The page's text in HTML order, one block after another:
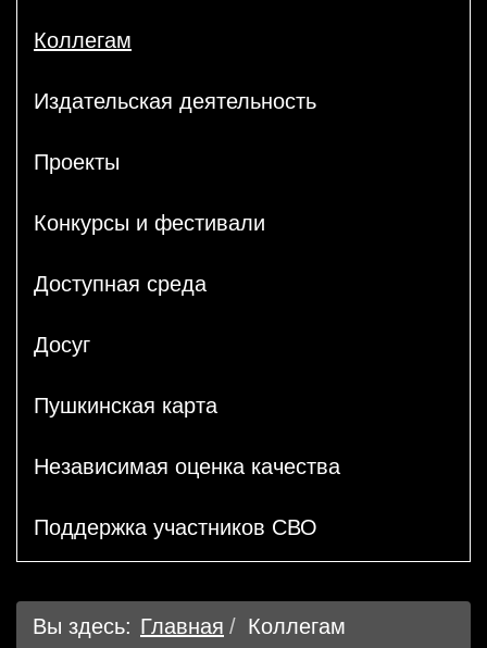
Коллегам
Издательская деятельность
Проекты
Конкурсы и фестивали
Доступная среда
Досуг
Пушкинская карта
Независимая оценка качества
Поддержка участников СВО
Вы здесь: Главная Коллегам